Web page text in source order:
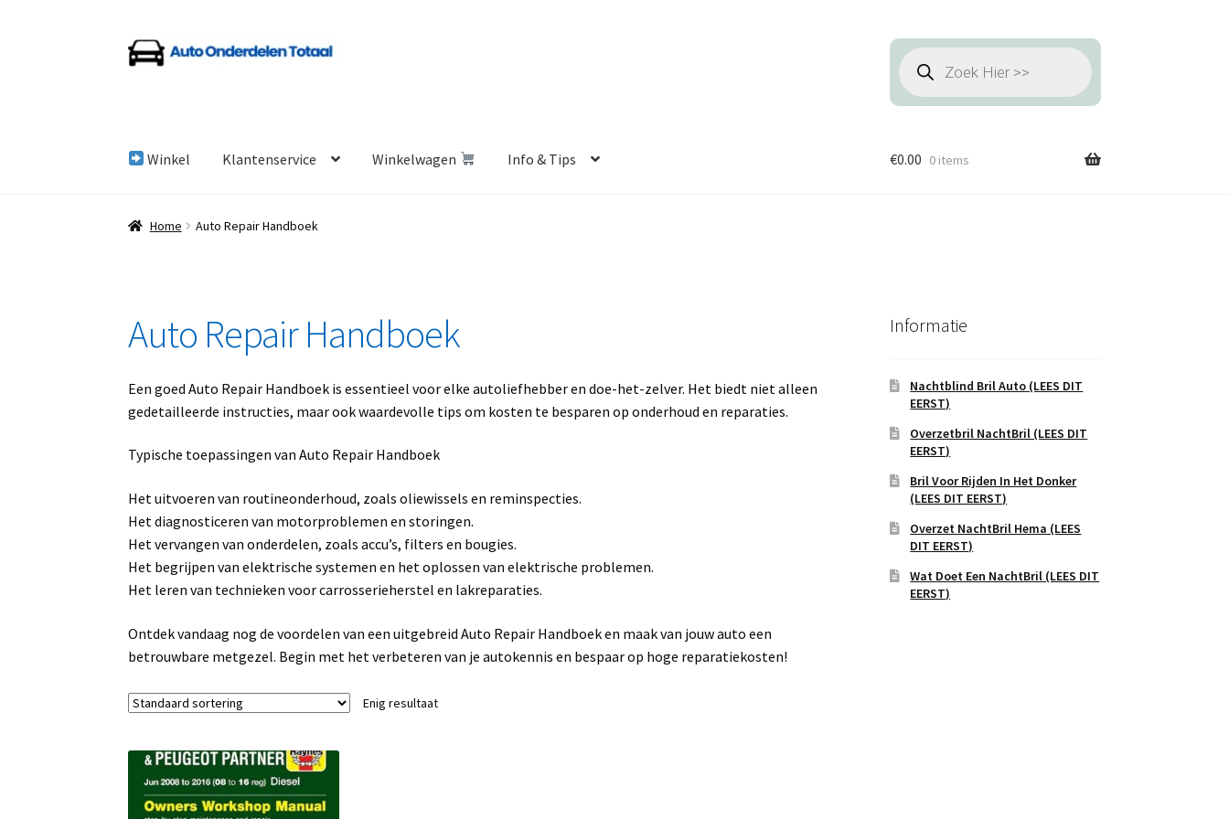
Ga
door
Ga
naar
Producten
zoeken
Winkel Klantenservice Winkelwagen Info & Tips
Home Algemene Voorwaarden
€0.00 0 items
Home Auto Repair Handboek
Auto Repair Handboek
Een goed Auto Repair Handboek is essentieel voor elke autoliefhebber en doe-het-zelver. Het biedt niet alleen
gedetailleerde instructies, maar ook waardevolle tips om kosten te besparen op onderhoud en reparaties.
Typische toepassingen van Auto Repair Handboek
Het uitvoeren van routineonderhoud, zoals oliewissels en reminspecties.
Het diagnosticeren van motorproblemen en storingen.
Het vervangen van onderdelen, zoals accu’s, filters en bougies.
Het begrijpen van elektrische systemen en het oplossen van elektrische problemen.
Het leren van technieken voor carrosserieherstel en lakreparaties.
Ontdek vandaag nog de voordelen van een uitgebreid Auto Repair Handboek en maak van jouw auto een
betrouwbare metgezel. Begin met het verbeteren van je autokennis en bespaar op hoge reparatiekosten!
Enig resultaat
Informatie
Nachtblind Bril Auto (LEES DIT
EERST)
Overzetbril NachtBril (LEES DIT
EERST)
Bril Voor Rijden In Het Donker
(LEES DIT EERST)
Overzet NachtBril Hema (LEES
DIT EERST)
Wat Doet Een NachtBril (LEES DIT
EERST)